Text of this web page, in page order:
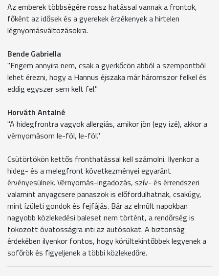
Az emberek többségére rossz hatással vannak a frontok,
főként az idősek és a gyerekek érzékenyek a hirtelen
légnyomásváltozásokra.
Bende Gabriella
"Engem annyira nem, csak a gyerkőcön abból a szempontból
lehet érezni, hogy a Hannus éjszaka már háromszor felkel és
eddig egyszer sem kelt fel."
Horváth Antalné
"A hidegfrontra vagyok allergiás, amikor jön (egy izé), akkor a
vérnyomásom le-föl, le-föl."
Csütörtökön kettős fronthatással kell számolni. Ilyenkor a
hideg- és a melegfront következményei egyaránt
érvényesülnek. Vérnyomás-ingadozás, szív- és érrendszeri
valamint anyagcsere panaszok is előfordulhatnak, csakúgy,
mint ízületi gondok és fejfájás. Bár az elmúlt napokban
nagyobb közlekedési baleset nem történt, a rendőrség is
fokozott óvatosságra inti az autósokat. A biztonság
érdekében ilyenkor fontos, hogy körültekintőbbek legyenek a
sofőrök és figyeljenek a többi közlekedőre.